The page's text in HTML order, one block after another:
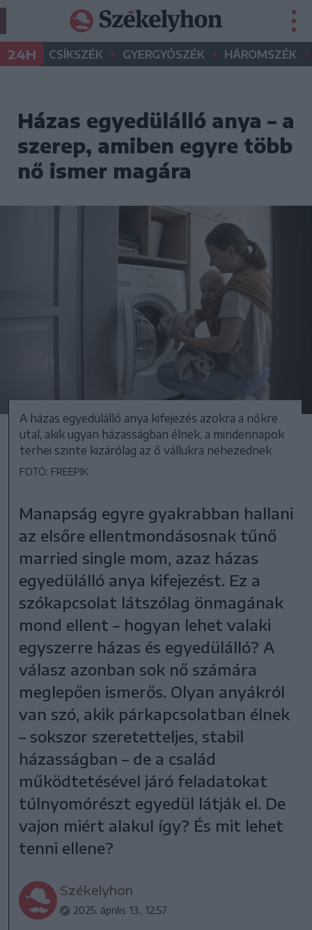
24H CSÍKSZÉK • GYERGYÓSZÉK • HÁROMSZÉK •
Házas egyedülálló anya – a
szerep, amiben egyre több
nő ismer magára
A házas egyedülálló anya kifejezés azokra a nőkre
utal, akik ugyan házasságban élnek, a mindennapok
terhei szinte kizárólag az ő vállukra nehezednek
FOTÓ: FREEPIK
Manapság egyre gyakrabban hallani
az elsőre ellentmondásosnak tűnő
married single mom, azaz házas
egyedülálló anya kifejezést. Ez a
szókapcsolat látszólag önmagának
mond ellent – hogyan lehet valaki
egyszerre házas és egyedülálló? A
válasz azonban sok nő számára
meglepően ismerős. Olyan anyákról
van szó, akik párkapcsolatban élnek
– sokszor szeretetteljes, stabil
házasságban – de a család
működtetésével járó feladatokat
túlnyomórészt egyedül látják el. De
vajon miért alakul így? És mit lehet
tenni ellene?
Székelyhon
2025. április 13., 12:57